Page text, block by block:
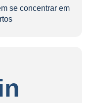
se concentrar em